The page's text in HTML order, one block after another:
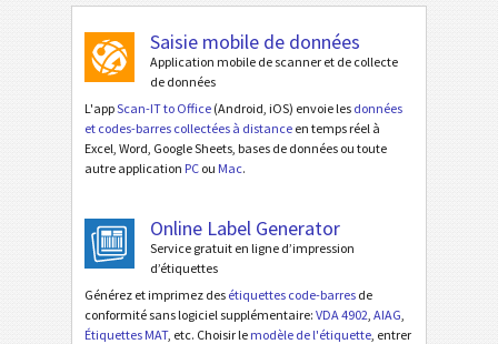
Saisie mobile de données
Application mobile de scanner et de collecte
de données
L'appScan-IT to Office (Android, iOS) envoie les données
et codes-barres collectées à distance en temps réel à
Excel, Word, Google Sheets, bases de données ou toute
autre application PC ou Mac.
Online Label Generator
Service gratuit en ligne d’impression
d’étiquettes
Générez et imprimez des étiquettes code-barres de
conformité sans logiciel supplémentaire: VDA 4902 AIAG
Étiquettes MAT, etc. Choisir le modèle de l'étiquette , entrer